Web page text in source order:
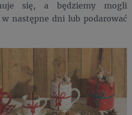
się, a będziemy mogli
następne dni lub podarować